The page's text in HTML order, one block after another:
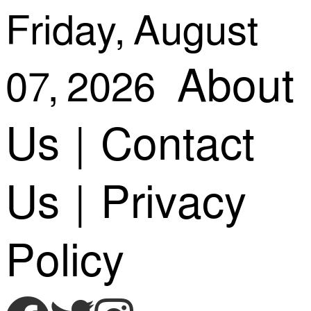
Skip
to
content
Friday, August
07, 2026 About
Us | Contact
Us | Privacy
Policy